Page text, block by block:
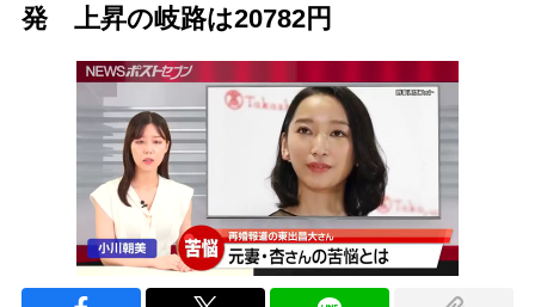
発 上昇の岐路は20782円